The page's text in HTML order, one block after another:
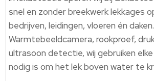
snel en zonder breekwerk lekkages
bedrijven, leidingen, vloeren én daken.
Warmtebeeldcamera, rookproef,
ultrasoon detectie, wij gebruiken
nodig is om het lek boven water te